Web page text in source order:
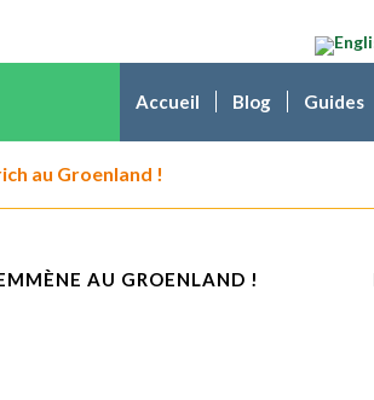
Accueil Blog Guides
au Groenland !
AU GROENLAND !